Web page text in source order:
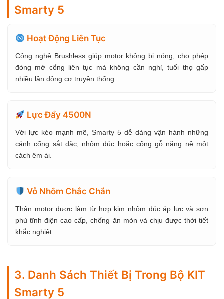
Smarty 5
Hoạt Động Liên Tục
Công nghệ Brushless giúp motor không bị nóng, cho phép
đóng mở cổng liên tục mà không cần nghỉ, tuổi thọ gấp
nhiều lần động cơ truyền thống.
Lực Đẩy 4500N
Với lực kéo mạnh mẽ, Smarty 5 dễ dàng vận hành những
cánh cổng sắt đặc, nhôm đúc hoặc cổng gỗ nặng nề một
cách êm ái.
Vỏ Nhôm Chắc Chắn
Thân motor được làm từ hợp kim nhôm đúc áp lực và sơn
phủ tĩnh điện cao cấp, chống ăn mòn và chịu được thời tiết
khắc nghiệt.
3. Danh Sách Thiết Bị Trong Bộ KIT
Smarty 5